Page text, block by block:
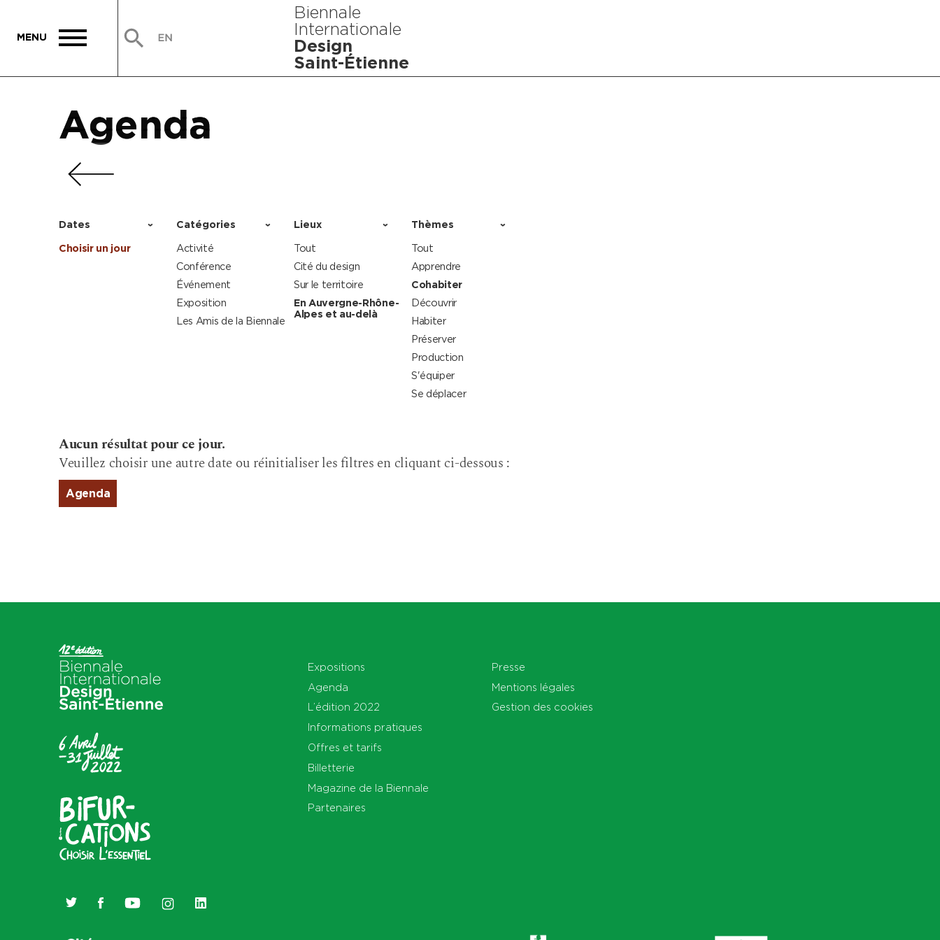
Biennale
Internationale
Design
Saint-Étienne
Agenda
Agenda
Agenda
Agenda
Dates
Choisir un jour
Catégories
Activité
Conférence
Événement
Exposition
Les Amis de la Biennale
Lieux
Tout
Cité du design
Sur le territoire
En Auvergne-Rhône-
Alpes et au-delà
Thèmes
Tout
Apprendre
Cohabiter
Découvrir
Habiter
Préserver
Production
S'équiper
Se déplacer
Aucun résultat pour ce jour.
Veuillez choisir une autre date ou réinitialiser les filtres en cliquant ci-dessous :
Agenda
Expositions
Agenda
L’édition 2022
Informations pratiques
Offres et tarifs
Billetterie
Magazine de la Biennale
Partenaires
Presse
Mentions légales
Gestion des cookies